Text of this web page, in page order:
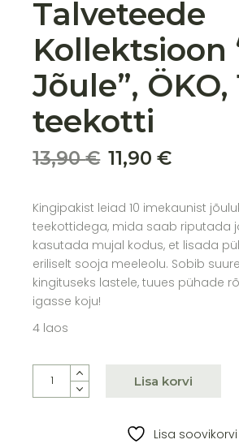
Talveteede
Kollektsioon
Jõule”, ÖKO,
teekotti
13,90€
Algne
oli:
13,90 €.
11,90€
Praegune
on:
11,90 €.
Kingipakist leiad 10 imekaunist
teekottidega, mida saab riputada
kasutada mujal kodus, et lisada
eriliselt sooja meeleolu. Sobib
kingituseks lastele, tuues pühade
igasse koju!
4 laos
Talveteede Kollektsioon "Häid
Lisa korvi
Lisa soovikorvi